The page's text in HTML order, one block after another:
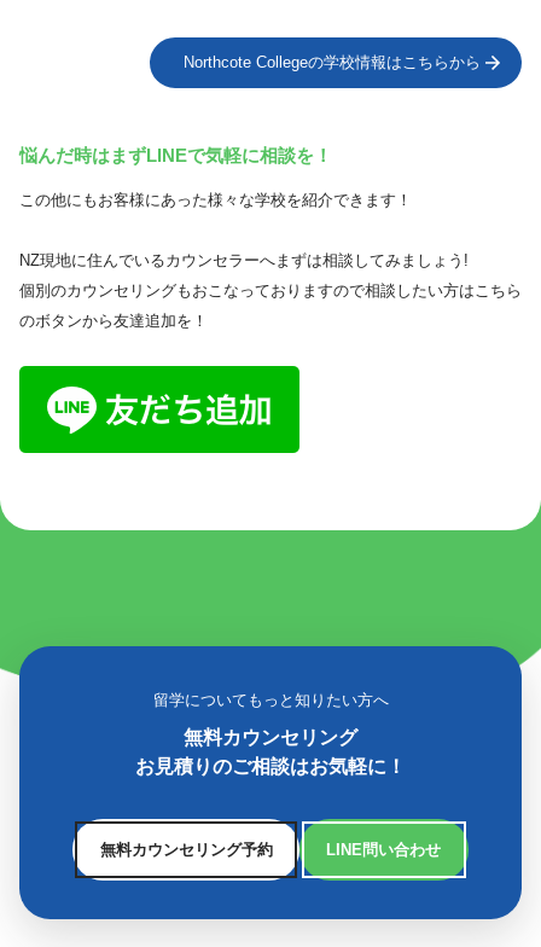
Northcote Collegeの学校情報はこちらから
悩んだ時はまずLINEで気軽に相談を！
この他にもお客様にあった様々な学校を紹介できます！
NZ現地に住んでいるカウンセラーへまずは相談してみましょう!
個別のカウンセリングもおこなっておりますので相談したい方はこちら
のボタンから友達追加を！
留学についてもっと知りたい方へ
無料カウンセリング
お見積りのご相談はお気軽に！
無料カウンセリング予約 LINE問い合わせ